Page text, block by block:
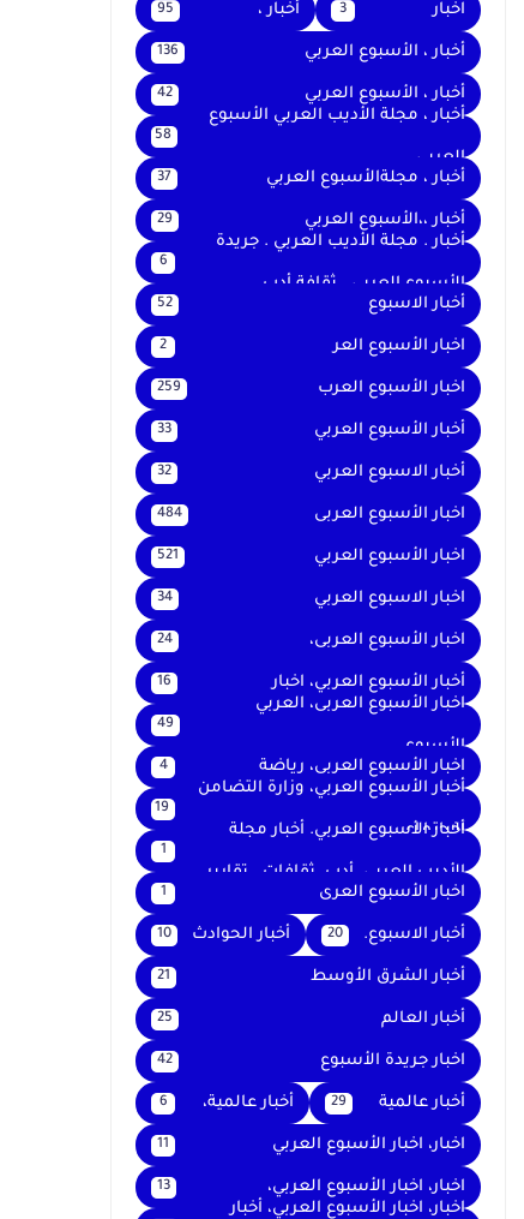
اخبار 3 أخبار ، 95
أخبار ، الأسبوع العربي 136
أخبار ، الأسبوع العربي 42
أخبار ، مجلة الأديب العربي الأسبوع
العربي
58
أخبار ، مجلةالأسبوع العربي 37
أخبار ،،الأسبوع العربي 29
أخبار . مجلة الأديب العربي . جريدة
الأسبوع العربي . ثقافة أدب
6
أخبار الاسبوع 52
اخبار الأسبوع العر 2
اخبار الأسبوع العرب 259
أخبار الأسبوع العربي 33
أخبار الاسبوع العربي 32
اخبار الأسبوع العربى 484
اخبار الأسبوع العربي 521
اخبار الاسبوع العربي 34
اخبار الأسبوع العربى، 24
أخبار الأسبوع العربي، اخبار 16
اخبار الأسبوع العربى، العربي
الأسبوع
49
اخبار الأسبوع العربى، رياضة 4
أخبار الأسبوع العربي، وزارة التضامن
الاجتماعي
19
أخبار الأسبوع العربي. أخبار مجلة
الأديب العربي. أدب. ثقافات . تقارير .
1
اخبار الأسبوع العرى 1
أخبار الاسبوع. 20 أخبار الحوادث 10
أخبار الشرق الأوسط 21
أخبار العالم 25
اخبار جريدة الأسبوع 42
أخبار عالمية 29 أخبار عالمية، 6
اخبار، اخبار الأسبوع العربي 11
اخبار، اخبار الأسبوع العربي، 13
اخبار، اخبار الأسبوع العربي، أخبار